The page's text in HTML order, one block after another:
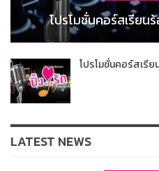
โปรโมชั่นคอร์สเรียน
โปรโมชั่นคอร์สเรีย
LATEST NEWS